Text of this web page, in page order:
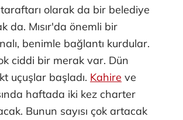
olarak da bir belediye
da. Mısır'da önemli bir
benimle bağlantı kurdular.
ciddi bir merak var. Dün
uçuşlar başladı. Kahire ve
haftada iki kez charter
Bunun sayısı çok artacak